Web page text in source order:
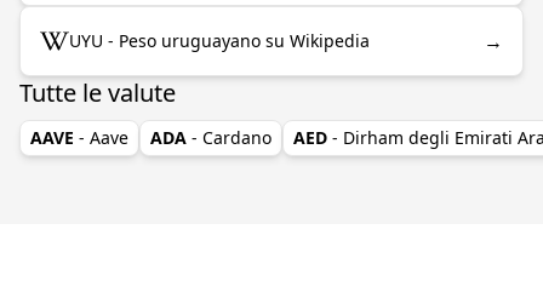
UYU - Peso uruguayano su Wikipedia →
Tutte le valute
AAVE - Aave ADA - Cardano AED - Dirham degli Emirati